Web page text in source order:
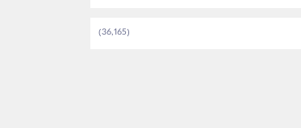
(36,165)